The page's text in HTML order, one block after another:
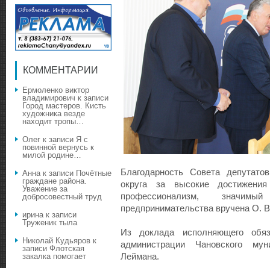
Благодарность Совета
округа за высокие
профессионализм,
предпринимательства вручена О.
Из доклада исполняющего
администрации Чановского
Леймана.
КОММЕНТАРИИ
Ермоленко виктор
владимирович к записи
Город мастеров. Кисть
художника везде
находит тропы…
Олег к записи Я с
повинной вернусь к
милой родине…
Аннак записи Почётные
граждане района.
Уважение за
добросовестный труд
иринак записи
Труженик тыла
Николай Кудьяров к
записи Флотская
закалка помогает